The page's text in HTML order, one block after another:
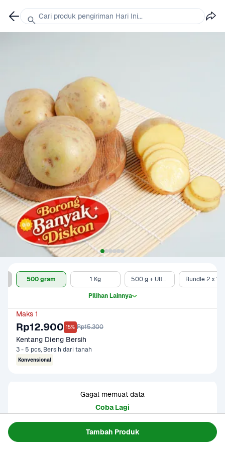
Tambah Produk
500 gram 1 Kg 500 g + Ultra Full Cream 750ml
Pilihan Lainnya
Maks 1
Rp12.900 15% Rp15.300
Kentang Dieng Bersih
3 - 5 pcs, Bersih dari tanah
Konvensional
Gagal memuat data
Coba Lagi
Informasi Produk
Cari produk pengiriman Hari Ini...